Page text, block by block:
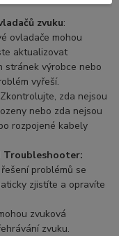
zvuku:
ovladače mohou
aktualizovat
stránek výrobce nebo
vyřeší.
zda nejsou
nebo zda nejsou
rozpojené kabely
Troubleshooter:
problémů se
zjistíte a opravíte
zvuková
zvuku.